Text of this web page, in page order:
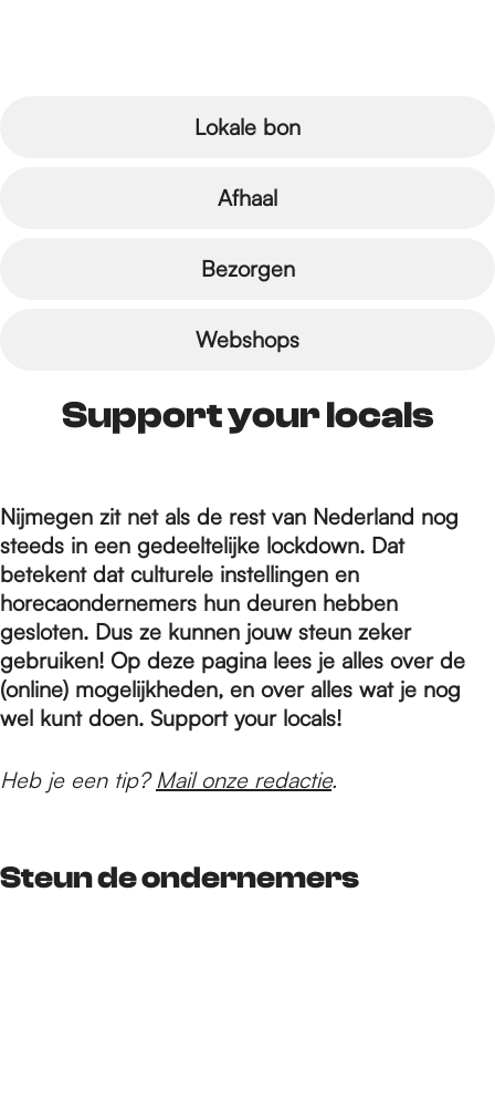
d
e
h
o
m
e
p
a
g
Support your locals
Lokale bon
Afhaal
Bezorgen
Webshops
Nijmegen zit net als de rest van Nederland nog
steeds in een gedeeltelijke lockdown. Dat
betekent dat culturele instellingen en
horecaondernemers hun deuren hebben
gesloten. Dus ze kunnen jouw steun zeker
gebruiken! Op deze pagina lees je alles over de
(online) mogelijkheden, en over alles wat je nog
wel kunt doen. Support your locals!
Heb je een tip?Mail onze redactie.
Steun de ondernemers